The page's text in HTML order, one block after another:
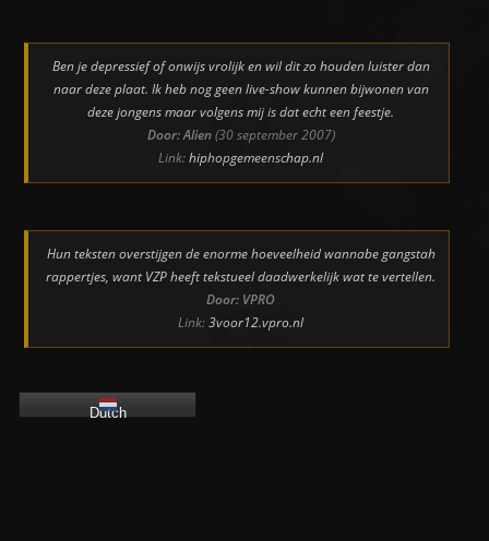
Ben je depressief of onwijs vrolijk en wil dit zo houden luister dan
naar deze plaat. Ik heb nog geen live-show kunnen bijwonen van
deze jongens maar volgens mij is dat echt een feestje.
Door: Alien(30 september 2007)
Link:hiphopgemeenschap.nl
Hun teksten overstijgen de enorme hoeveelheid wannabe gangstah
rappertjes, want VZP heeft tekstueel daadwerkelijk wat te vertellen.
Door: VPRO
Link:3voor12.vpro.nl
Dutch